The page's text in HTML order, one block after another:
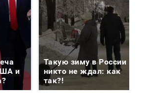
и
Такую зиму в России
никто не ждал: как
так?!